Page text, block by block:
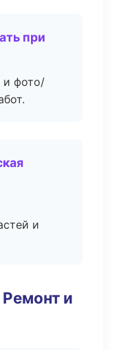
при
и фото/
и
и